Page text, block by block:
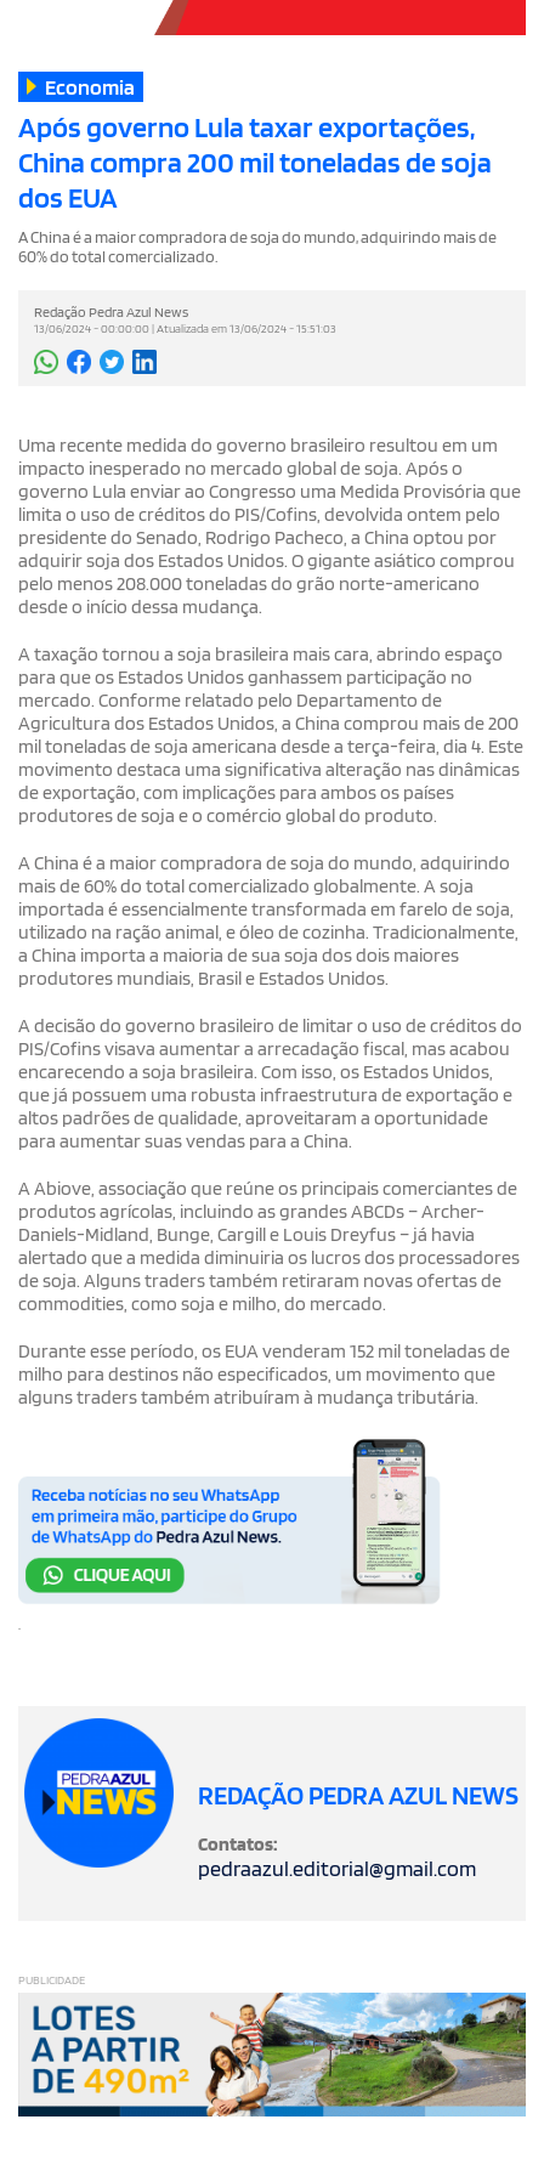
Economia
Após governo Lula taxar exportações,
China compra 200 mil toneladas de soja
dos EUA
A China é a maior compradora de soja do mundo, adquirindo mais de
60% do total comercializado.
Redação Pedra Azul News
13/06/2024 - 00:00:00 | Atualizada em 13/06/2024 - 15:51:03
Uma recente medida do governo brasileiro resultou em um
impacto inesperado no mercado global de soja. Após o
governo Lula enviar ao Congresso uma Medida Provisória que
limita o uso de créditos do PIS/Cofins, devolvida ontem pelo
presidente do Senado, Rodrigo Pacheco, a China optou por
adquirir soja dos Estados Unidos. O gigante asiático comprou
pelo menos 208.000 toneladas do grão norte-americano
desde o início dessa mudança.
A taxação tornou a soja brasileira mais cara, abrindo espaço
para que os Estados Unidos ganhassem participação no
mercado. Conforme relatado pelo Departamento de
Agricultura dos Estados Unidos, a China comprou mais de 200
mil toneladas de soja americana desde a terça-feira, dia 4. Este
movimento destaca uma significativa alteração nas dinâmicas
de exportação, com implicações para ambos os países
produtores de soja e o comércio global do produto.
A China é a maior compradora de soja do mundo, adquirindo
mais de 60% do total comercializado globalmente. A soja
importada é essencialmente transformada em farelo de soja,
utilizado na ração animal, e óleo de cozinha. Tradicionalmente,
a China importa a maioria de sua soja dos dois maiores
produtores mundiais, Brasil e Estados Unidos.
A decisão do governo brasileiro de limitar o uso de créditos do
PIS/Cofins visava aumentar a arrecadação fiscal, mas acabou
encarecendo a soja brasileira. Com isso, os Estados Unidos,
que já possuem uma robusta infraestrutura de exportação e
altos padrões de qualidade, aproveitaram a oportunidade
para aumentar suas vendas para a China.
A Abiove, associação que reúne os principais comerciantes de
produtos agrícolas, incluindo as grandes ABCDs – Archer-
Daniels-Midland, Bunge, Cargill e Louis Dreyfus – já havia
alertado que a medida diminuiria os lucros dos processadores
de soja. Alguns traders também retiraram novas ofertas de
commodities, como soja e milho, do mercado.
Durante esse período, os EUA venderam 152 mil toneladas de
milho para destinos não especificados, um movimento que
alguns traders também atribuíram à mudança tributária.
.
REDAÇÃO PEDRA AZUL NEWS
Contatos:
pedraazul.editorial@gmail.com
PUBLICIDADE